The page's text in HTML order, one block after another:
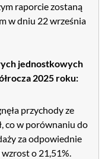
raporcie zostaną
w dniu 22 września
jednostkowych
2025 roku:
przychody ze
co w porównaniu do
za odpowiednie
o 21,51%.